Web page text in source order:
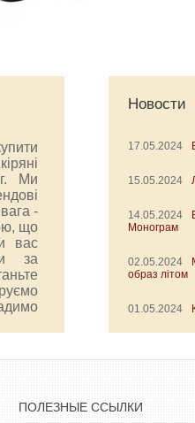
Ми
-
що
вас
за
Новости
17.05.2024
15.05.2024
14.05.2024
Монограм
02.05.2024
образ літом
01.05.2024
ПОЛЕЗНЫЕ ССЫЛКИ